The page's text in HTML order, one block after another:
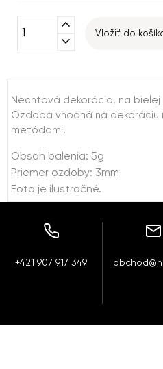
expand_less
expand_more
Vložiť do
Nechtová dekorácia, na bielej
Ozdoba vhodná na dekoráciu
metódami.
Obsah balenia: 5g
Priemer ozdoby: 3mm
Foto je ilustračné.
+421 907 917 349